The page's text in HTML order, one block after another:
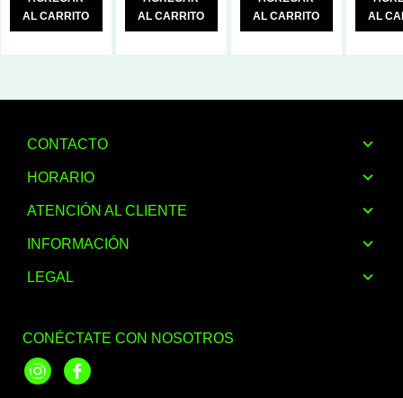
AL CARRITO
AL CARRITO
AL CARRITO
AL
CONTACTO
HORARIO
ATENCIÓN AL CLIENTE
INFORMACIÓN
LEGAL
CONÉCTATE CON NOSOTROS
InstagramFacebook